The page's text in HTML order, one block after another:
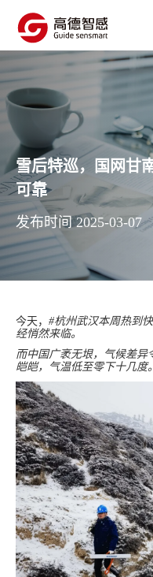
雪后特巡，国网甘
可靠
发布时间 2025-03-07
今天， #杭州武汉本周热到
经悄然来临。
而中国广袤无垠，气候差
皑皑，气温低至零下十几度。